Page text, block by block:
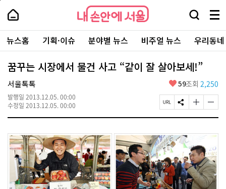
본
로
가
내
손
안
에
서
울
-
서
울
시
대
표
소
포
털
내
손
에
울
검
창
열
기
메
뉴
전
체
보
주
요
서
뉴스홈 기획·이슈 분야별 뉴스 비주얼 뉴스 우리동
꿈꾸는 시장에서 물건 사고 “같이 잘 살아보세!”
서울톡톡
발행일 2013.12.05. 00:00
수정일 2013.12.05. 00:00
좋
요
59조회 2,250
페
이
U
R
L
복
사
S
N
공
유
하
기
글
자
기
게
변
경
하
기
글
자
기
작
게
변
경
하
기
페
상
단
로